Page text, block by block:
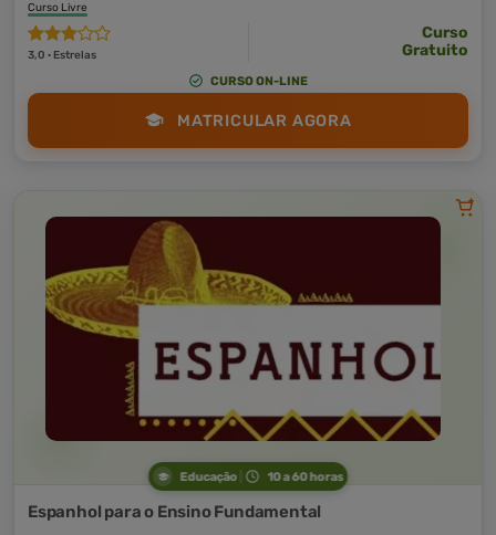
Curso Livre
3,0 · Estrelas
Curso
Gratuito
CURSO ON-LINE
MATRICULAR AGORA
Educação 10 a 60 horas
Espanhol para o Ensino Fundamental